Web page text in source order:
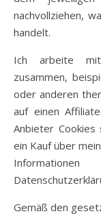
nachvollziehen,
handelt.
Ich arbeite mit
zusammen,
oder anderen
auf einen
Anbieter
ein Kauf über
Gemäß den